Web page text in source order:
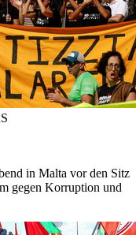
in Malta vor den Sitz
gegen Korruption und